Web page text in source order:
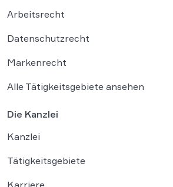
Arbeitsrecht
Datenschutzrecht
Markenrecht
Alle Tätigkeitsgebiete ansehen
Die Kanzlei
Kanzlei
Tätigkeitsgebiete